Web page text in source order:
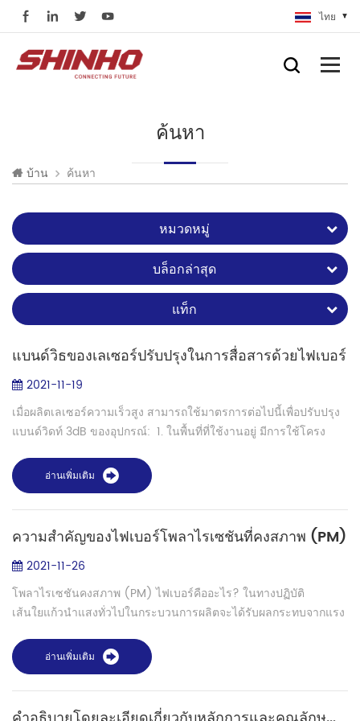
ไทย
ค้นหา
บ้าน ค้นหา
หมวดหมู่
บล็อกล่าสุด
แท็ก
แบนด์วิธของเลเซอร์ปรับปรุงในการสื่อสารด้วยไฟเบอร์
2021-11-19
เมื่อผลิตเลเซอร์ความเร็วสูง สามารถใช้มาตรการต่อไปนี้เพื่อปรับปรุง
แบนด์วิดท์ 3dB ของอุปกรณ์: 1. ในพื้นที่ที่ใช้งานอยู่ มีการใช้โครง
เลเซอร์ของ...
อ่านเพิ่มเติม
ความสำคัญของไฟเบอร์โพลาไรเซชันที่คงสภาพ (PM)
2021-11-26
โพลาไรเซชันคงสภาพ (PM) ไฟเบอร์คืออะไร? ในทางปฏิบัติ
เส้นใยแก้วนำแสงทั่วไปในกระบวนการผลิตจะได้รับผลกระทบจากแรง
โค้งงอ จึงทำให้เกิดปรากฏการณ์ไบ...
อ่านเพิ่มเติม